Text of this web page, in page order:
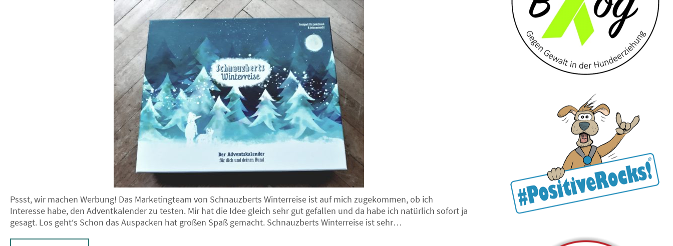
Pssst, wir machen Werbung! Das Marketingteam von Schnauzberts Winterreise ist auf mich zugekommen, ob ich
Interesse habe, den Adventkalender zu testen. Mir hat die Idee gleich sehr gut gefallen und da habe ich natürlich sofort ja
gesagt. Los geht‘s Schon das Auspacken hat großen Spaß gemacht. Schnauzberts Winterreise ist sehr…